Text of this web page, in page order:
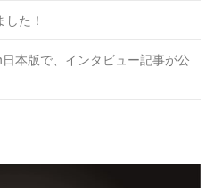
た！
日本版で、インタビュー記事が公